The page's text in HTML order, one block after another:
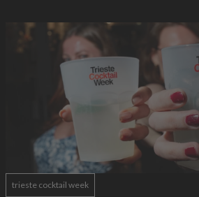
trieste cocktail week